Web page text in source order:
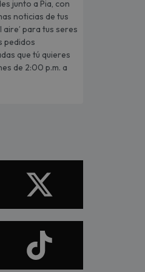
junto a Pia, con
noticias de tus
aire’ para tus seres
pedidos
que tú quieres
de 2:00 p.m. a